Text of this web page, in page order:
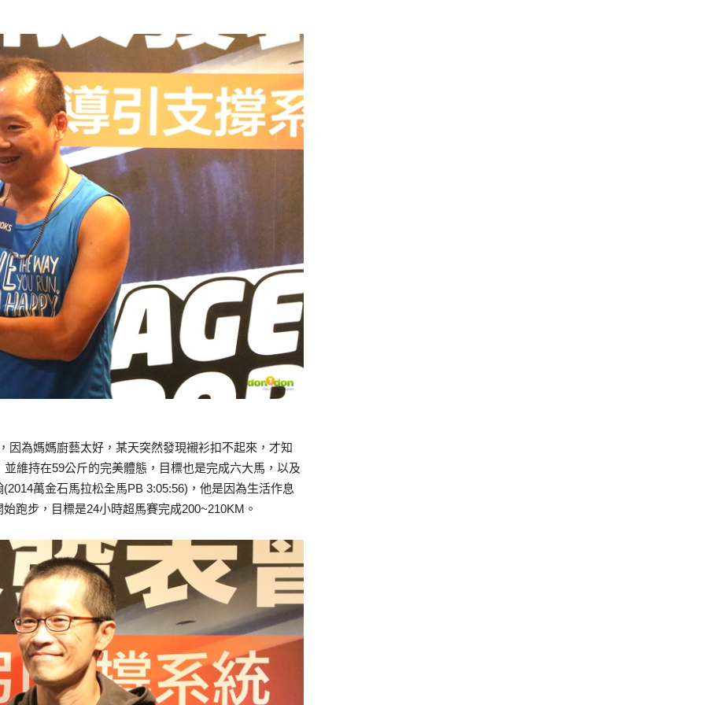
因為媽媽廚藝太好，某天突然發現襯衫扣不起來，才知
維持在59公斤的完美體態，目標也是完成六大馬，以及
萬金石馬拉松全馬PB 3:05:56)，他是因為生活作息
跑步，目標是24小時超馬賽完成200~210KM。